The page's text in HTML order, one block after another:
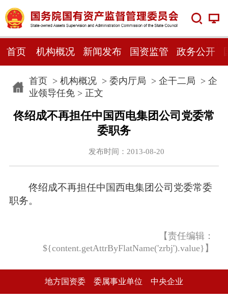
首页 机构概况 新闻发布 国资监管 政务公开
首页> 机构概况> 委内厅局 > 企干二局 > 企
业领导任免> 正文
佟绍成不再担任中国西电集团公司党委常
委职务
发布时间：2013-08-20
佟绍成不再担任中国西电集团公司党委常委
职务。
【责任编辑：
${content.getAttrByFlatName('zrbj').value}】
地方国资委 委属事业单位 中央企业